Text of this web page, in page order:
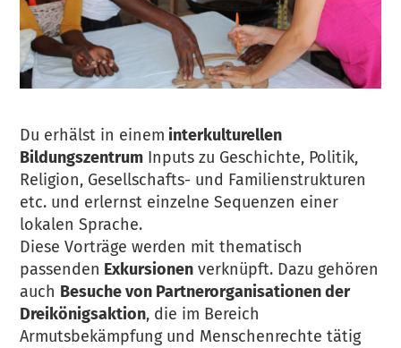
Du erhälst in einem interkulturellen
Bildungszentrum Inputs zu Geschichte, Politik,
Religion, Gesellschafts- und Familienstrukturen
etc. und erlernst einzelne Sequenzen einer
lokalen Sprache.
Diese Vorträge werden mit thematisch
passenden Exkursionen verknüpft. Dazu gehören
auch Besuche von Partnerorganisationen der
Dreikönigsaktion, die im Bereich
Armutsbekämpfung und Menschenrechte tätig